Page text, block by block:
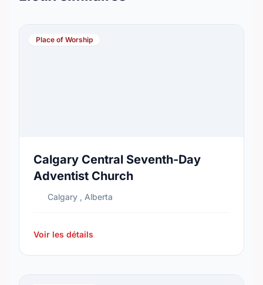
Place of Worship
Calgary Central Seventh-Day
Adventist Church
Calgary , Alberta
Voir les détails